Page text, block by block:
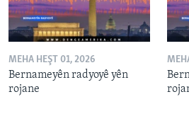
MEHA HEŞT 01, 2026
Bernameyên radyoyê yên
rojane